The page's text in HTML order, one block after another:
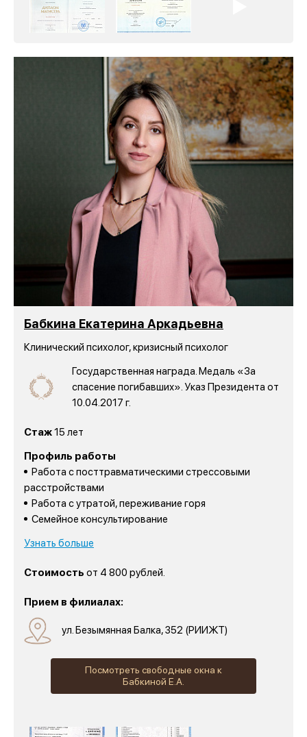
Бабкина Екатерина Аркадьевна
Клинический психолог, кризисный психолог
Государственная награда. Медаль «За
спасение погибавших». Указ Президента от
10.04.2017 г.
Стаж15 лет
Профиль работы
Работа с посттравматическими стрессовыми
расстройствами
Работа с утратой, переживание горя
Семейное консультирование
Узнать больше
Стоимость от 4 800 рублей.
Прием в филиалах:
ул. Безымянная Балка, 352 (РИИЖТ)
Посмотреть свободные окна к
Бабкиной Е.А.